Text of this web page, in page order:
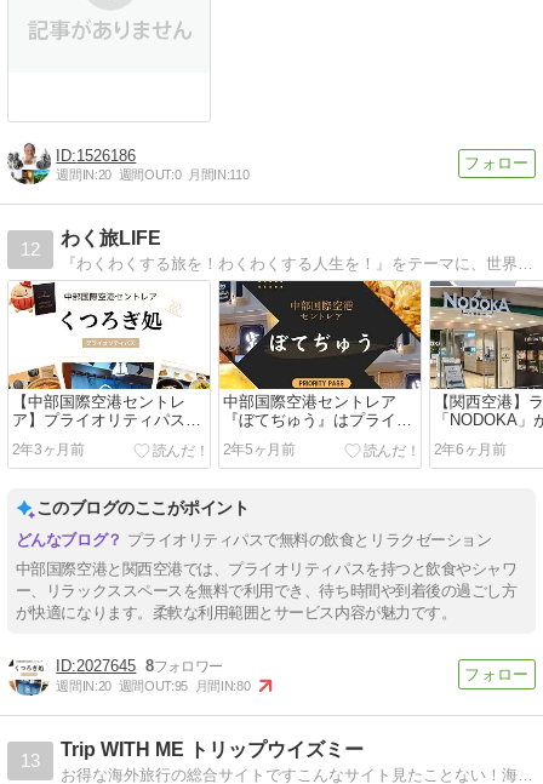
1526186
週間IN:20 週間OUT:0 月間IN:110
12
わく旅LIFE
『わくわくする旅を！わくわくする人生を！』をテーマに、世界一周の体験談や旅に関する情報をお届けします♪人生楽しんだもん勝ちです♪
【中部国際空港セントレ
ア】プライオリティパスで
お風呂と食事が無料の『く
つろぎ処』とは？
2年3ヶ月前
中部国際空港セントレア
『ぼてぢゅう』はプライオ
リティパスで無料持ち帰
り！国内線も到着後も利用
2年5ヶ月前
【関西空港】
「NODOKA」
ティパス対象
ありで仮眠に
2年6ヶ月前
このブログのここがポイント
プライオリティパスで無料の飲食とリラクゼーション
中部国際空港と関西空港では、プライオリティパスを持つと飲食やシャワ
ー、リラックススペースを無料で利用でき、待ち時間や到着後の過ごし方
が快適になります。柔軟な利用範囲とサービス内容が魅力です。
2027645 8
週間IN:20 週間OUT:95 月間IN:80
13
Trip WITH ME トリップウイズミー
お得な海外旅行の総合サイトですこんなサイト見たことない！海外旅行に必要なものはなにからなにまで揃っている